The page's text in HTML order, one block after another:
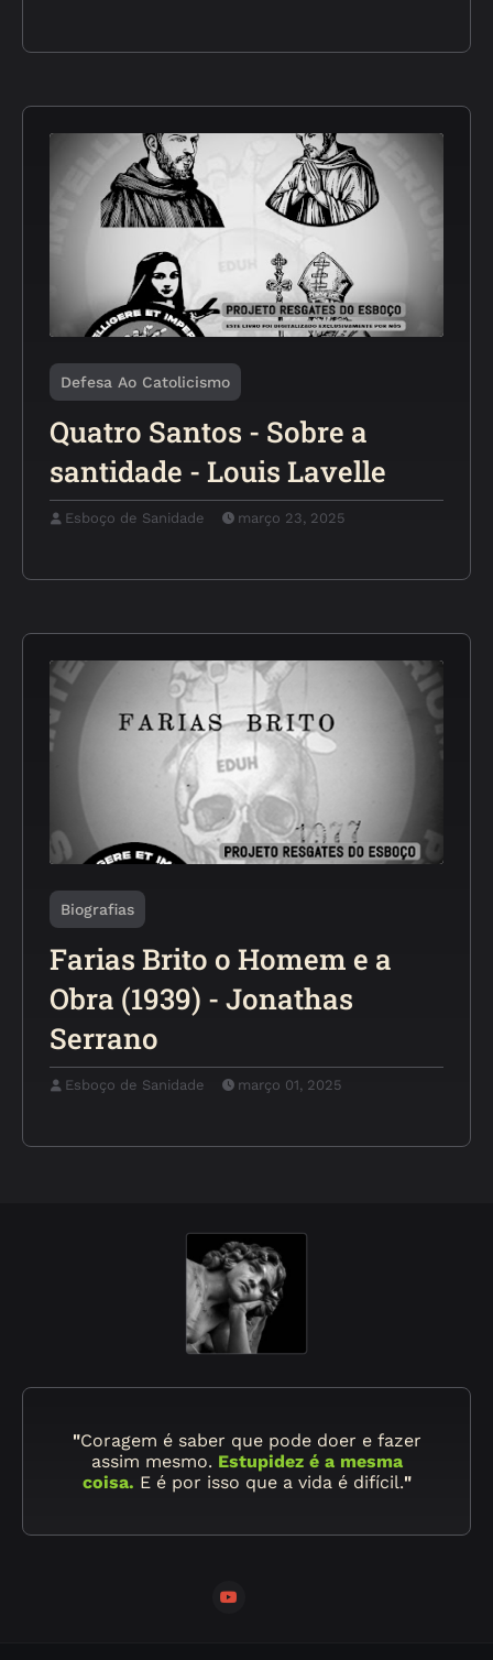
Defesa Ao Catolicismo
Quatro Santos - Sobre a
santidade - Louis Lavelle
Esboço de Sanidade março 23, 2025
Biografias
Farias Brito o Homem e a
Obra (1939) - Jonathas
Serrano
Esboço de Sanidade março 01, 2025
"Coragem é saber que pode doer e fazer
assim mesmo. Estupidez é a mesma
coisa. E é por isso que a vida é difícil."